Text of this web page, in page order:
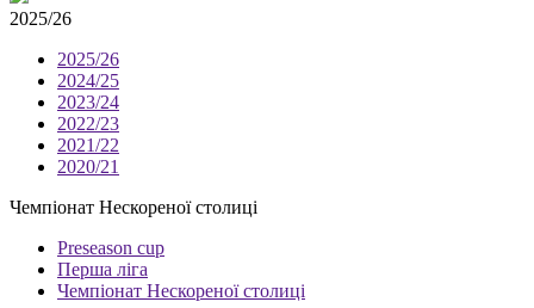
2025/26
2025/26
2024/25
2023/24
2022/23
2021/22
2020/21
Чемпіонат Нескореної столиці
Preseason cup
Перша ліга
Чемпіонат Нескореної столиці